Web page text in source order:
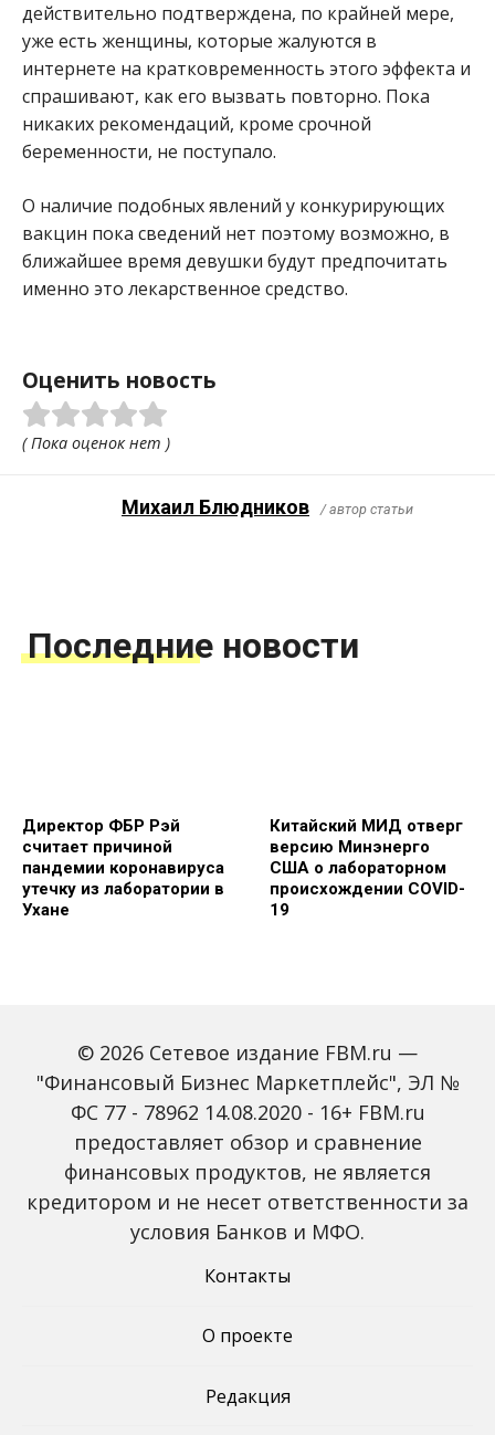
действительно подтверждена, по крайней мере,
уже есть женщины, которые жалуются в
интернете на кратковременность этого эффекта и
спрашивают, как его вызвать повторно. Пока
никаких рекомендаций, кроме срочной
беременности, не поступало.
О наличие подобных явлений у конкурирующих
вакцин пока сведений нет поэтому возможно, в
ближайшее время девушки будут предпочитать
именно это лекарственное средство.
Оценить новость
( Пока оценок нет )
Михаил Блюдников / автор статьи
Последние новости
Директор ФБР Рэй
считает причиной
пандемии коронавируса
утечку из лаборатории в
Ухане
Китайский МИД отверг
версию Минэнерго
США о лабораторном
происхождении COVID-
19
Олени могут быть
резервуарами старых
вариантов
коронавируса
Совет ЕС
порекомендовал
авиапассажиров из
Китая отрицательный
тест на COVID-19
© 2026 Сетевое издание FBM.ru —
"Финансовый Бизнес Маркетплейс", ЭЛ №
ФС 77 - 78962 14.08.2020 - 16+ FBM.ru
предоставляет обзор и сравнение
финансовых продуктов, не является
кредитором и не несет ответственности за
условия Банков и МФО.
Контакты
О проекте
Редакция